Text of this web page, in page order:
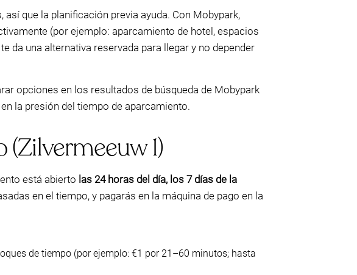
que la planificación previa ayuda. Con Mobypark,
(por ejemplo: aparcamiento de hotel, espacios
da una alternativa reservada para llegar y no depender
opciones en los resultados de búsqueda de Mobypark
la presión del tiempo de aparcamiento.
1)
está abierto las 24 horas del día, los 7 días de la
en el tiempo, y pagarás en la máquina de pago en la
de tiempo (por ejemplo: €1 por 21–60 minutos; hasta